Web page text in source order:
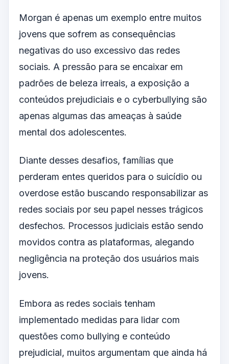
Morgan é apenas um exemplo entre muitos
jovens que sofrem as consequências
negativas do uso excessivo das redes
sociais. A pressão para se encaixar em
padrões de beleza irreais, a exposição a
conteúdos prejudiciais e o cyberbullying são
apenas algumas das ameaças à saúde
mental dos adolescentes.
Diante desses desafios, famílias que
perderam entes queridos para o suicídio ou
overdose estão buscando responsabilizar as
redes sociais por seu papel nesses trágicos
desfechos. Processos judiciais estão sendo
movidos contra as plataformas, alegando
negligência na proteção dos usuários mais
jovens.
Embora as redes sociais tenham
implementado medidas para lidar com
questões como bullying e conteúdo
prejudicial, muitos argumentam que ainda há